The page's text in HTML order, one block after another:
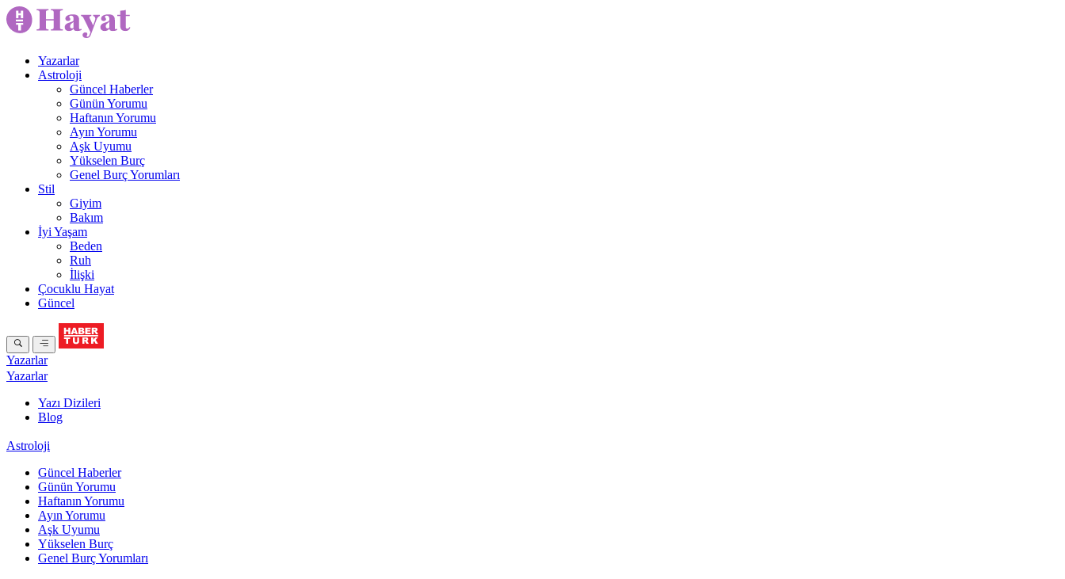
Yazarlar
Astroloji
Güncel Haberler
Günün Yorumu
Haftanın Yorumu
Ayın Yorumu
Aşk Uyumu
Yükselen Burç
Genel Burç Yorumları
Stil
Giyim
Bakım
İyi Yaşam
Beden
Ruh
İlişki
Çocuklu Hayat
Güncel
Yazarlar
Yazarlar
Yazı Dizileri
Blog
Astroloji
Güncel Haberler
Günün Yorumu
Haftanın Yorumu
Ayın Yorumu
Aşk Uyumu
Yükselen Burç
Genel Burç Yorumları